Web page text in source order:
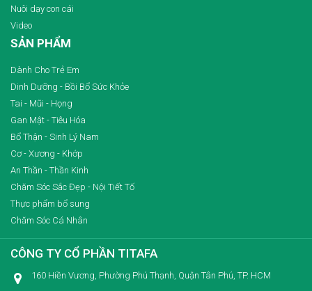
Nuôi dạy con cái
Video
SẢN PHẨM
Dành Cho Trẻ Em
Dinh Dưỡng - Bồi Bổ Sức Khỏe
Tai - Mũi - Họng
Gan Mật - Tiêu Hóa
Bổ Thận - Sinh Lý Nam
Cơ - Xương - Khớp
An Thần - Thần Kinh
Chăm Sóc Sắc Đẹp - Nội Tiết Tố
Thực phẩm bổ sung
Chăm Sóc Cá Nhân
CÔNG TY CỔ PHẦN TITAFA
160 Hiền Vương, Phường Phú Thạnh, Quận Tân Phú, TP. HCM